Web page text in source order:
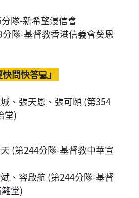
隊-新希望浸信會
隊-基督教香港信義會葵恩
問快答💻」
、張天恩、張可頤 (第354
堂)
(第244分隊-基督教中華宣
、容啟航 (第244分隊-基督
堂)